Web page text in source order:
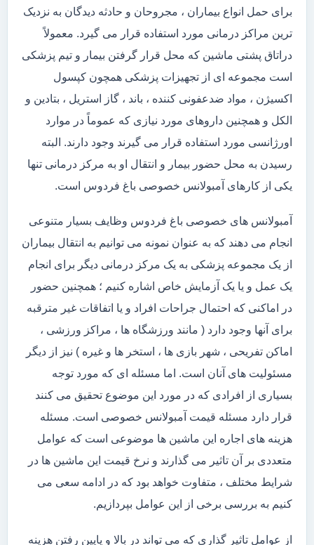
برای حمل انواع بیماران ، مجروحان و حادثه دیدگان به نزدیک
ترین مراکز درمانی مورد استفاده قرار می گیرد. معمولاً
دراتاق پشتی ماشین که محل قرار گرفتن بیمار و تیم پزشکی
است مجموعه ای از تجهیزات پزشکی همچون کپسول
اکسیژن ، مواد ضدعفونی کننده ، باند ، گاز استریل ، بتادین و
الکل و همچنین داروهای مورد نیازی که عموماً در موارد
اورژانسی مورد استفاده قرار می گیرند وجود دارند. البته
رسیدن به محل حضور بیمار و انتقال او به مرکز درمانی تنها
یکی از کارهای آمبولانس خصوصی باغ فردوس است.
آمبولانس های خصوصی باغ فردوس وظایف بسیار متنوعی
انجام می دهند که به عنوان نمونه می توانیم به انتقال بیماران
از یک مجموعه پزشکی به یک مرکز درمانی دیگر برای انجام
یک عمل و یا یک آزمایش خاص اشاره کنیم ؛ همچنین حضور
در اماکنی که احتمال جراحات افراد و یا اتفاقات غیر مترقبه
برای آنها وجود دارد ( مانند ورزشگاه ها ، مراکز ورزشی ،
اماکن تفریحی ، شهر بازی ها ، استخر ها و غیره ) نیز از دیگر
مسئولیت های آنان است. اما مسئله ای که مورد توجه
بسیاری از افرادی که در مورد این موضوع تحقیق می کنند
قرار دارد مسئله قیمت آمبولانس خصوصی است. مسئله
هزینه های اجاره این ماشین ها موضوعی است که عوامل
متعددی بر آن تاثیر می گذارند و نرخ قیمت این ماشین ها در
شرایط مختلف ، متفاوت خواهد بود که در ادامه سعی می
کنیم به بررسی برخی از این عوامل بپردازیم.
از عوامل تاثیر گذاری که می تواند در بالا و پایین رفتن هزینه